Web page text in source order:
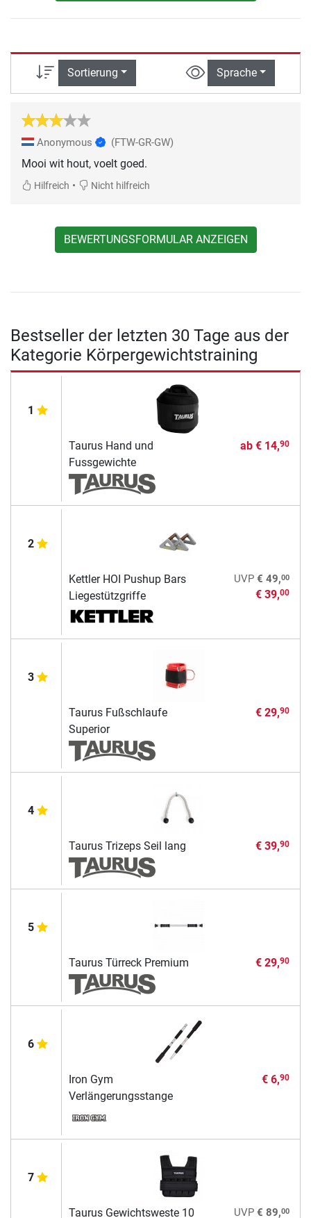
Sortierung Sprache
Anonymous (FTW-GR-GW)
Mooi wit hout, voelt goed.
Hilfreich • Nicht hilfreich
BEWERTUNGSFORMULAR ANZEIGEN
Bestseller der letzten 30 Tage aus der
Kategorie Körpergewichtstraining
1
Taurus Hand und
Fussgewichte
ab € 14,90
2
Kettler HOI Pushup Bars
Liegestützgriffe
UVP € 49,00
€ 39,00
3
Taurus Fußschlaufe
Superior
€ 29,90
4
Taurus Trizeps Seil lang € 39,90
5
Taurus Türreck Premium € 29,90
6
Iron Gym
Verlängerungsstange
€ 6,90
7
Taurus Gewichtsweste 10
UVP € 89,00